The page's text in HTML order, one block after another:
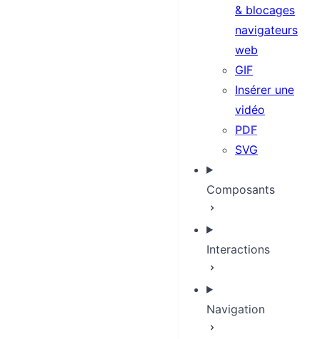
& blocages
navigateurs
web
GIF
Insérer une
vidéo
PDF
SVG
Composants
Interactions
Navigation